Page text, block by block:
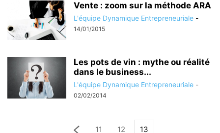
Vente : zoom sur la méthode ARA
L'équipe Dynamique Entrepreneuriale -
14/01/2015
Les pots de vin : mythe ou réalité
dans le business...
L'équipe Dynamique Entrepreneuriale -
02/02/2014
11 12 13